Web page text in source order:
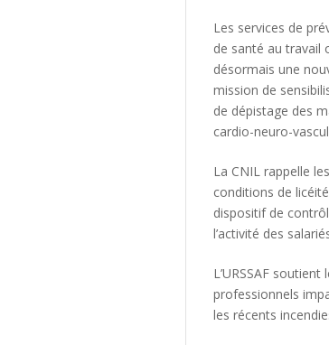
Les services de
de santé au travail
désormais une
mission de
de dépistage des
cardio-neuro-
La CNIL rappelle les
conditions de licéité
dispositif de
l’activité des
L’URSSAF soutient
professionnels
les récents